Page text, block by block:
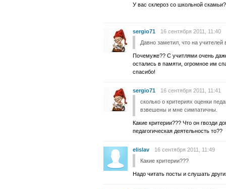
У вас склероз со школьной скамьи?
sergio71
16 сентября 2011, 11:40
Давно заметил, что на учителей
Почемуже?? С учитлями очень
остались в памяти, огромное им
спасибо!
sergio71
16 сентября 2011, 11:41
сколько о критериях оценки
взвешены и мне симпатичны.
Какие критерии??? Что он гвозди
педагогическая деятельность то??
elislav
16 сентября 2011, 11:49
Какие критерии???
Надо читать посты и слушать